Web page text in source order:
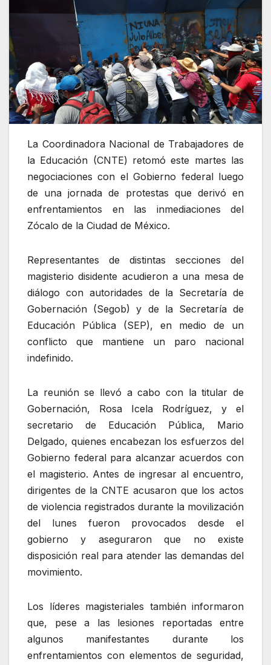
La Coordinadora Nacional de Trabajadores de
la Educación (CNTE) retomó este martes las
negociaciones con el Gobierno federal luego
de una jornada de protestas que derivó en
enfrentamientos en las inmediaciones del
Zócalo de la Ciudad de México.
Representantes de distintas secciones del
magisterio disidente acudieron a una mesa de
diálogo con autoridades de la Secretaría de
Gobernación (Segob) y de la Secretaría de
Educación Pública (SEP), en medio de un
conflicto que mantiene un paro nacional
indefinido.
La reunión se llevó a cabo con la titular de
Gobernación, Rosa Icela Rodríguez, y el
secretario de Educación Pública, Mario
Delgado, quienes encabezan los esfuerzos del
Gobierno federal para alcanzar acuerdos con
el magisterio. Antes de ingresar al encuentro,
dirigentes de la CNTE acusaron que los actos
de violencia registrados durante la movilización
del lunes fueron provocados desde el
gobierno y aseguraron que no existe
disposición real para atender las demandas del
movimiento.
Los líderes magisteriales también informaron
que, pese a las lesiones reportadas entre
algunos manifestantes durante los
enfrentamientos con elementos de seguridad,